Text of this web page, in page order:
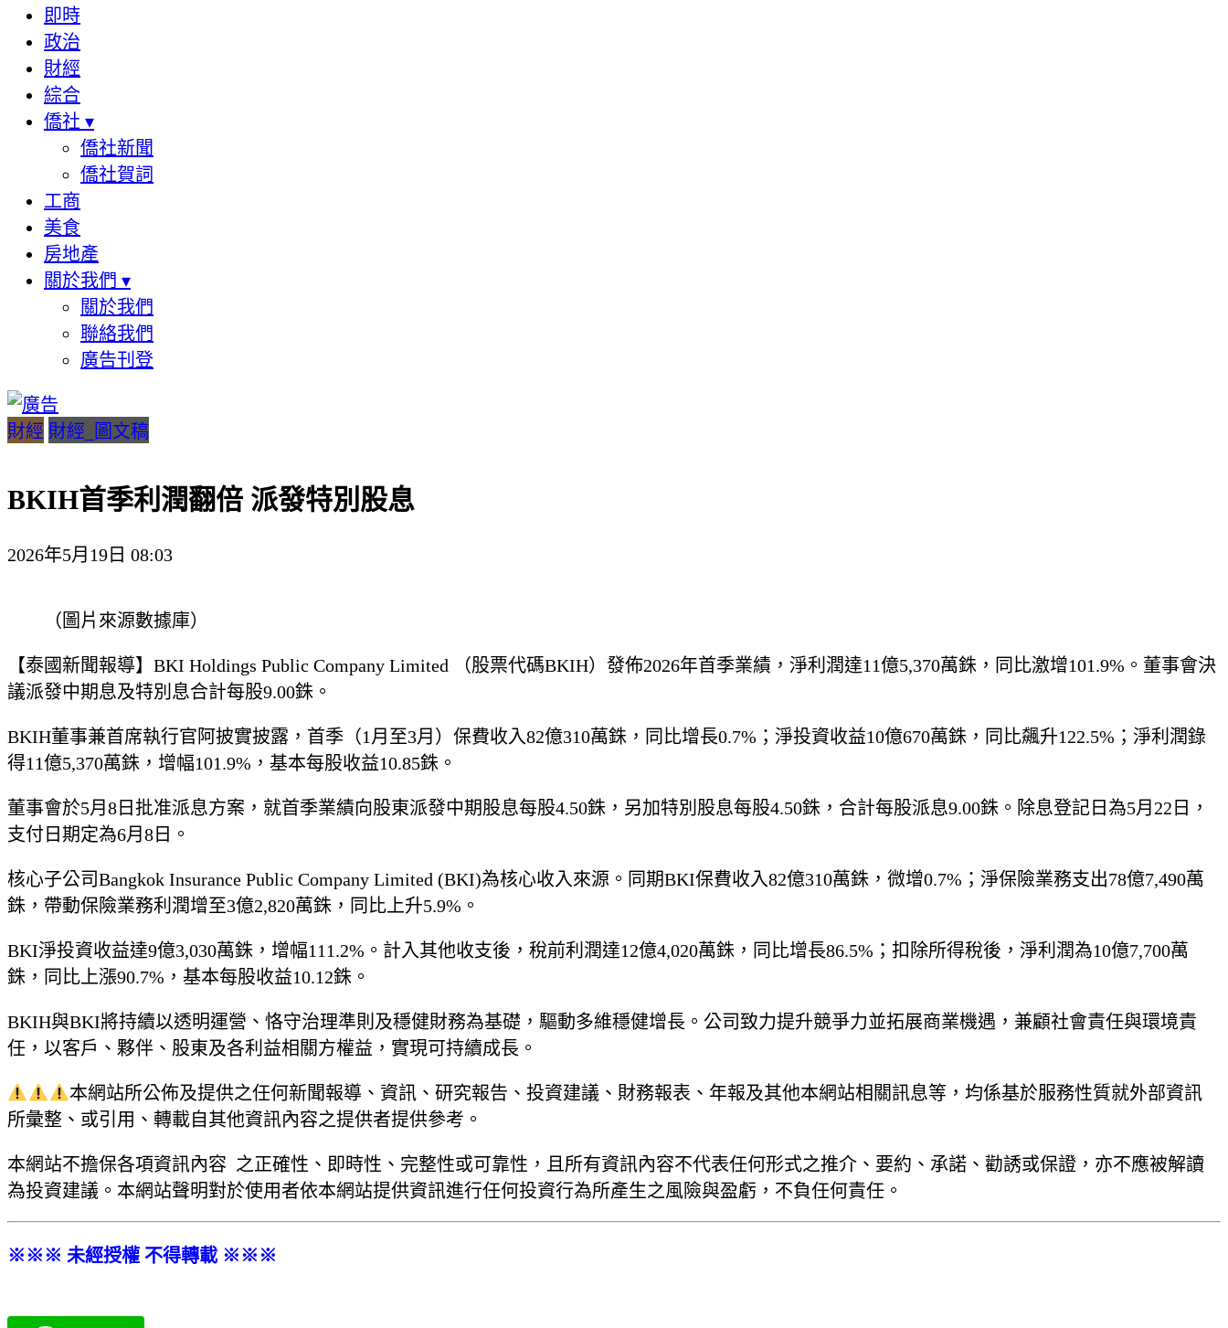
即時
政治
財經
綜合
僑社 ▾
僑社新聞
僑社賀詞
工商
美食
房地產
關於我們 ▾
關於我們
聯絡我們
廣告刊登
財經 財經_圖文稿
BKIH首季利潤翻倍 派發特別股息
2026年5月19日 08:03
（圖片來源數據庫）
【泰國新聞報導】BKI Holdings Public Company Limited （股票代碼BKIH）發佈2026年首季業績，淨利潤達11億5,370萬銖，同比激增101.9%。董事會決
議派發中期息及特別息合計每股9.00銖。
BKIH董事兼首席執行官阿披實披露，首季（1月至3月）保費收入82億310萬銖，同比增長0.7%；淨投資收益10億670萬銖，同比飆升122.5%；淨利潤錄
得11億5,370萬銖，增幅101.9%，基本每股收益10.85銖。
董事會於5月8日批准派息方案，就首季業績向股東派發中期股息每股4.50銖，另加特別股息每股4.50銖，合計每股派息9.00銖。除息登記日為5月22日，
支付日期定為6月8日。
核心子公司Bangkok Insurance Public Company Limited (BKI)為核心收入來源。同期BKI保費收入82億310萬銖，微增0.7%；淨保險業務支出78億7,490萬
銖，帶動保險業務利潤增至3億2,820萬銖，同比上升5.9%。
BKI淨投資收益達9億3,030萬銖，增幅111.2%。計入其他收支後，稅前利潤達12億4,020萬銖，同比增長86.5%；扣除所得稅後，淨利潤為10億7,700萬
銖，同比上漲90.7%，基本每股收益10.12銖。
BKIH與BKI將持續以透明運營、恪守治理準則及穩健財務為基礎，驅動多維穩健增長。公司致力提升競爭力並拓展商業機遇，兼顧社會責任與環境責
任，以客戶、夥伴、股東及各利益相關方權益，實現可持續成長。
本網站所公佈及提供之任何新聞報導、資訊、研究報告、投資建議、財務報表、年報及其他本網站相關訊息等，均係基於服務性質就外部資訊
所彙整、或引用、轉載自其他資訊內容之提供者提供參考。
本網站不擔保各項資訊內容 之正確性、即時性、完整性或可靠性，且所有資訊內容不代表任何形式之推介、要約、承諾、勸誘或保證，亦不應被解讀
為投資建議。本網站聲明對於使用者依本網站提供資訊進行任何投資行為所產生之風險與盈虧，不負任何責任。
※※※ 未經授權 不得轉載 ※※※